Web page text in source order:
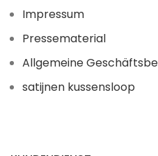
Impressum
Pressematerial
Allgemeine
satijnen kussensloop